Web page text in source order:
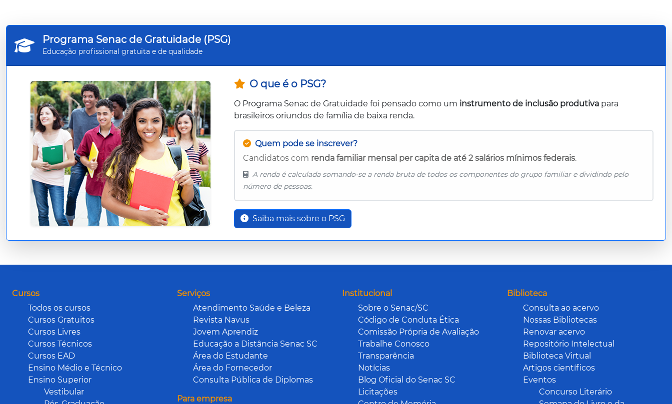
Videira
Xanxerê
Programa Senac de Gratuidade (PSG)
Educação profissional gratuita e de qualidade
O que é o PSG?
O Programa Senac de Gratuidade foi pensado como um instrumento de inclusão produtiva para
brasileiros oriundos de família de baixa renda.
Quem pode se inscrever?
Candidatos com renda familiar mensal per capita de até 2 salários mínimos federais.
A renda é calculada somando-se a renda bruta de todos os componentes do grupo familiar e dividindo pelo
número de pessoas.
Saiba mais sobre o PSG
Cursos
Todos os cursos
Cursos Gratuitos
Cursos Livres
Cursos Técnicos
Cursos EAD
Ensino Médio e Técnico
Ensino Superior
Vestibular
Serviços
Atendimento Saúde e Beleza
Revista Navus
Jovem Aprendiz
Educação a Distância Senac SC
Área do Estudante
Área do Fornecedor
Consulta Pública de Diplomas
Para empresa
Institucional
Sobre o Senac/SC
Código de Conduta Ética
Comissão Própria de Avaliação
Trabalhe Conosco
Transparência
Notícias
Blog Oficial do Senac SC
Licitações
Biblioteca
Consulta ao acervo
Nossas Bibliotecas
Renovar acervo
Repositório Intelectual
Biblioteca Virtual
Artigos científicos
Eventos
Concurso Literário